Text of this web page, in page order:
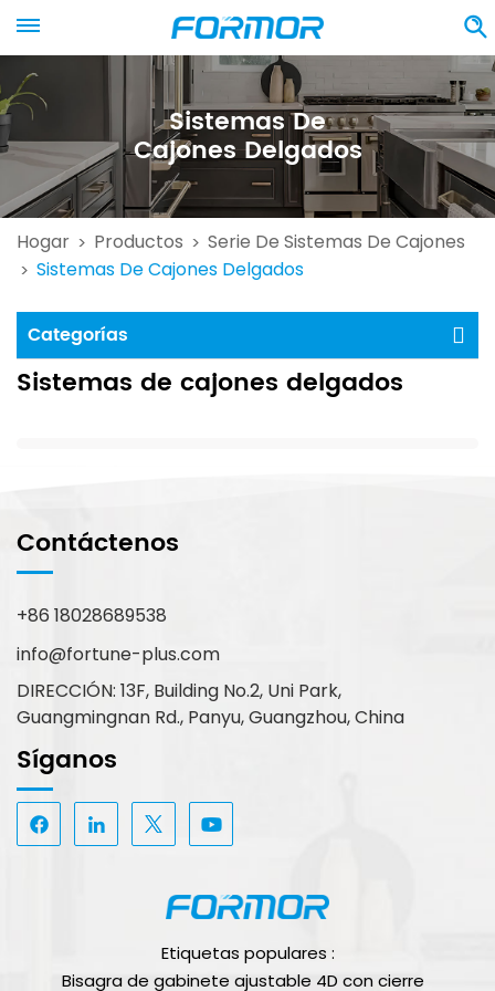
Sistemas De
Cajones Delgados
Hogar > Productos > Serie De Sistemas De Cajones
> Sistemas De Cajones Delgados
Categorías
Sistemas de cajones delgados
Contáctenos
+86 18028689538
info@fortune-plus.com
DIRECCIÓN: 13F, Building No.2, Uni Park,
Guangmingnan Rd., Panyu, Guangzhou, China
Síganos
Etiquetas populares :
Bisagra de gabinete ajustable 4D con cierre